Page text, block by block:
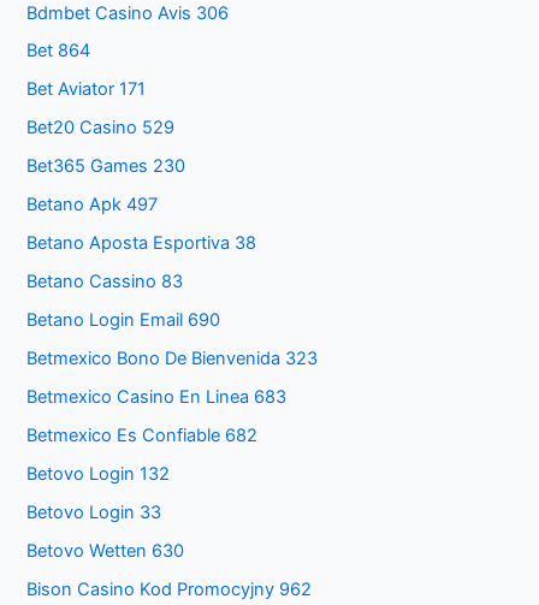
Bdmbet Casino Avis 306
Bet 864
Bet Aviator 171
Bet20 Casino 529
Bet365 Games 230
Betano Apk 497
Betano Aposta Esportiva 38
Betano Cassino 83
Betano Login Email 690
Betmexico Bono De Bienvenida 323
Betmexico Casino En Linea 683
Betmexico Es Confiable 682
Betovo Login 132
Betovo Login 33
Betovo Wetten 630
Bison Casino Kod Promocyjny 962